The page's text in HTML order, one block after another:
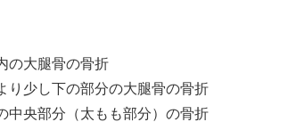
の大腿骨の骨折
り少し下の部分の大腿骨の骨折
中央部分（太もも部分）の骨折